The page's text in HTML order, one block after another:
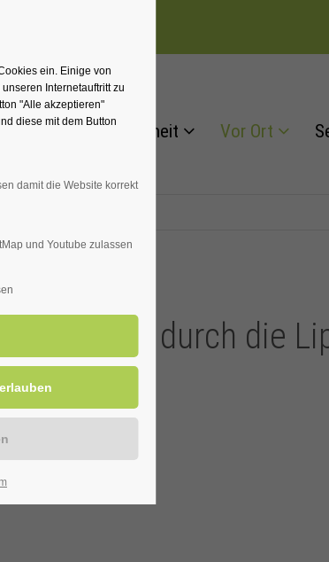
Für Ihre Gesundheit Vor Ort
durch die
ein. Einige von
Internetauftritt zu
"Alle akzeptieren"
diese mit dem Button
damit die Website korrekt
und Youtube zulassen